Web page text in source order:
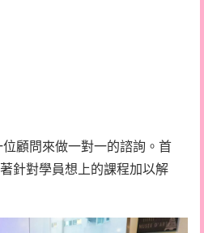
顧問來做一對一的諮詢。首
針對學員想上的課程加以解